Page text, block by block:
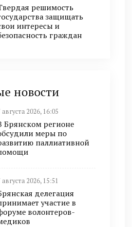
решимость
защищать
интересы и
граждан
новости
августа 2026, 16:05
Брянском регионе
меры по
паллиативной
августа 2026, 15:51
делегация
участие в
волонтеров-